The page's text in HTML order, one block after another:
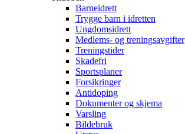
Barneidrett
Trygge barn i idretten
Ungdomsidrett
Medlems- og treningsavgifter
Treningstider
Skadefri
Sportsplaner
Forsikringer
Antidoping
Dokumenter og skjema
Varsling
Bildebruk